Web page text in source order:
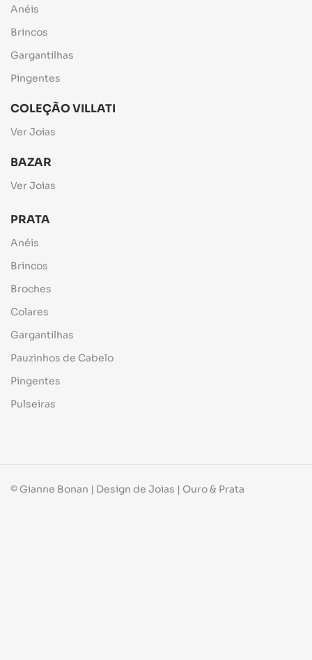
Anéis
Brincos
Gargantilhas
Pingentes
COLEÇÃO VILLATI
Ver Joias
BAZAR
Ver Joias
PRATA
Anéis
Brincos
Broches
Colares
Gargantilhas
Pauzinhos de Cabelo
Pingentes
Pulseiras
© Gianne Bonan | Design de Joias | Ouro & Prata